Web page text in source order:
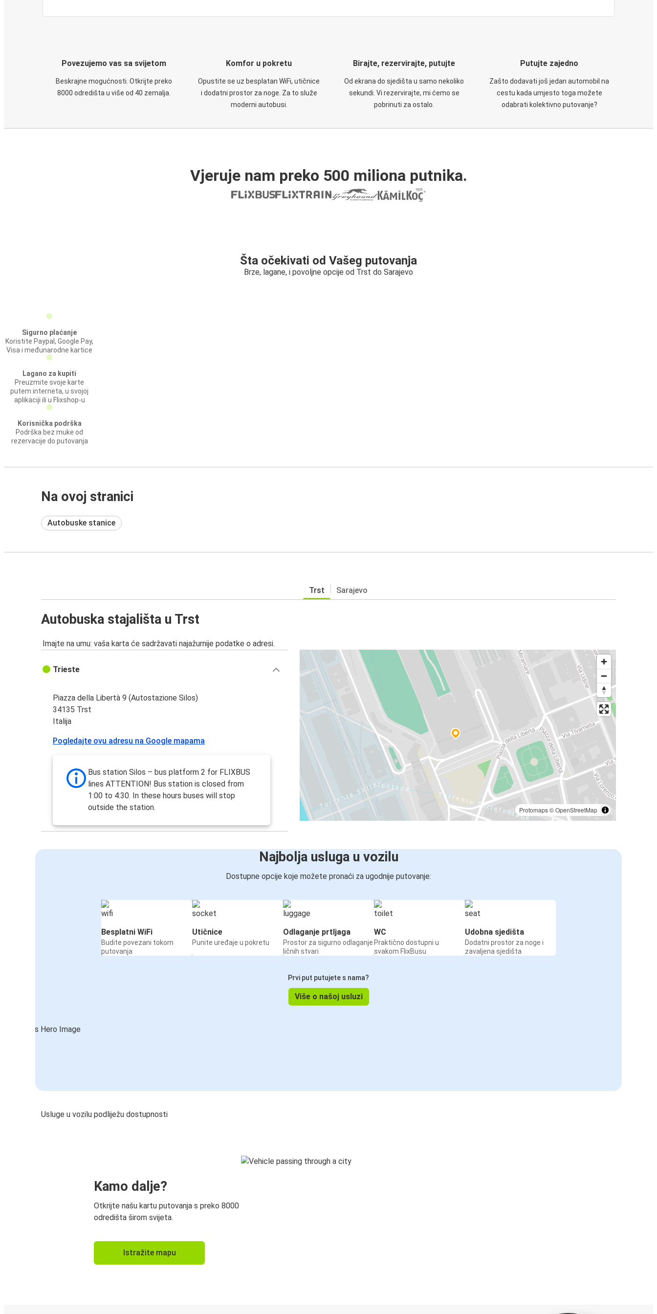
Povezujemo vas sa svijetom
Beskrajne mogućnosti. Otkrijte preko
8000 odredišta u više od 40 zemalja.
Komfor u pokretu
Opustite se uz besplatan WiFi, utičnice
i dodatni prostor za noge. Za to služe
moderni autobusi.
Birajte, rezervirajte, putujte
Od ekrana do sjedišta u samo nekoliko
sekundi. Vi rezervirajte, mi ćemo se
pobrinuti za ostalo.
Putujte zajedno
Zašto dodavati još jedan automobil na
cestu kada umjesto toga možete
odabrati kolektivno putovanje?
Vjeruje nam preko 500 miliona putnika.
Šta očekivati od Vašeg putovanja
Brze, lagane, i povoljne opcije od Trst do Sarajevo
Sigurno plaćanje
Koristite Paypal, Google Pay,
Visa i međunarodne kartice
Lagano za kupiti
Preuzmite svoje karte
putem interneta, u svojoj
aplikaciji ili u Flixshop-u
Korisnička podrška
Podrška bez muke od
rezervacije do putovanja
Na ovoj stranici
Autobuske stanice
Trst Sarajevo
Autobuska stajališta u Trst
Imajte na umu: vaša karta će sadržavati najažurnije podatke o adresi.
Protomaps©OpenStreetMap
Trieste
Piazza della Libertà 9 (Autostazione Silos)
34135 Trst
Italija
Pogledajte ovu adresu na Google mapama
Bus station Silos – bus platform 2 for FLIXBUS
lines ATTENTION! Bus station is closed from
1:00 to 4:30. In these hours buses will stop
outside the station.
Najbolja usluga u vozilu
Dostupne opcije koje možete pronaći za ugodnije putovanje:
Besplatni WiFi
Budite povezani tokom
putovanja
Utičnice
Punite uređaje u pokretu
Odlaganje prtljaga
Prostor za sigurno odlaganje
ličnih stvari
WC
Praktično dostupni u
svakom FlixBusu
Udobna sjedišta
Dodatni prostor za noge i
zavaljena sjedišta
Prvi put putujete s nama?
Više o našoj usluzi
Usluge u vozilu podliježu dostupnosti
Kamo dalje?
Otkrijte našu kartu putovanja s preko 8000
odredišta širom svijeta.
Istražite mapu